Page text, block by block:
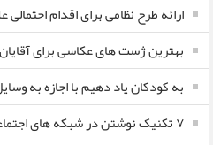
ارائه طرح نظامی برای اقدام احتمالی
بهترین ژست های عکاسی برای آقایان
به کودکان یاد دهیم با اجازه به
۷ تکنیک نوشتن در شبکه های اجتماعی